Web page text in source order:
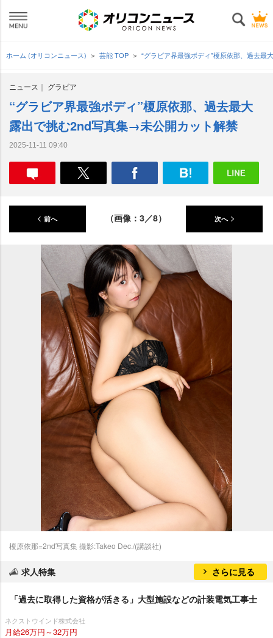
ホーム (オリコンニュース) 芸能 TOP “グラビア界最強ボディ”榎原依那、過去
ニュース グラビア
“グラビア界最強ボディ”榎原依那、過去最大
露出で挑む2nd写真集→未公開カット解禁
2025-11-11 09:40
前へ （画像：3／8） 次へ
榎原依那=2nd写真集 撮影:Takeo Dec./(講談社)
求人特集 さらに見る
「過去に取得した資格が活きる」大型施設などの計装電気工事士
ネクストウインド株式会社
月給26万円～32万円